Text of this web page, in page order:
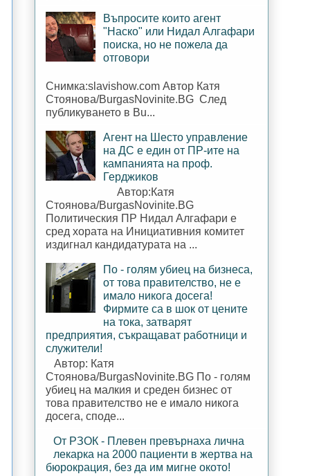
Въпросите които агент
"Наско" или Нидал Алгафари
поиска, но не пожела да
отговори
Снимка:slavishow.com Автор Катя
Стоянова/BurgasNovinite.BG След
публикуването в Bu...
Агент на Шесто управление
на ДС е един от ПР-ите на
кампанията на проф.
Герджиков
Автор:Катя
Стоянова/BurgasNovinite.BG
Политическия ПР Нидал Алгафари е
сред хората на Инициативния комитет
издигнал кандидатурата на ...
По - голям убиец на бизнеса,
от това правителство, не е
имало никога досега!
Фирмите са в шок от цените
на тока, затварят
предприятия, съкращават работници и
служители!
Автор: Катя
Стоянова/BurgasNovinite.BG По - голям
убиец на малкия и среден бизнес от
това правителство не е имало никога
досега, споде...
От РЗОК - Плевен превърнаха лична
лекарка на 2000 пациенти в жертва на
бюрокрация, без да им мигне окото!